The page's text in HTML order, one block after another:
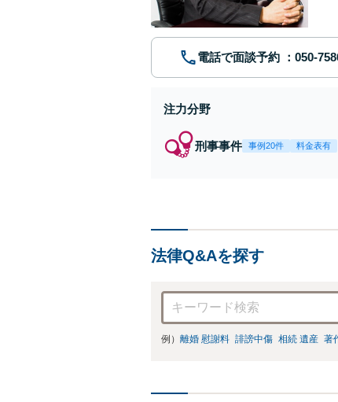
電話で面談予約
注力分野
刑事事件 事例20件 料金表有
法律Q&Aを探す
例） 離婚 慰謝料 誹謗中傷 相続 遺産 著